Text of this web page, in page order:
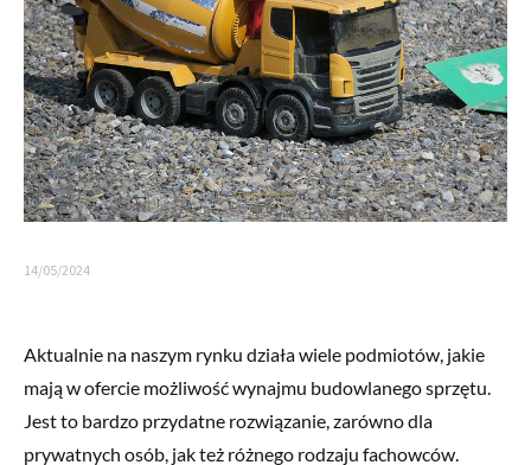
14/05/2024
Aktualnie na naszym rynku działa wiele podmiotów, jakie
mają w ofercie możliwość wynajmu budowlanego sprzętu.
Jest to bardzo przydatne rozwiązanie, zarówno dla
prywatnych osób, jak też różnego rodzaju fachowców.